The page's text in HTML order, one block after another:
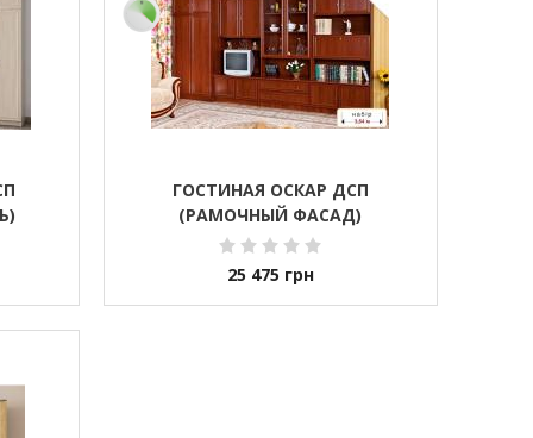
ГОСТИНАЯ ОСКАР ДСП
(РАМОЧНЫЙ ФАСАД)
25 475 грн